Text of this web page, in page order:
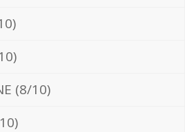
(8/10)